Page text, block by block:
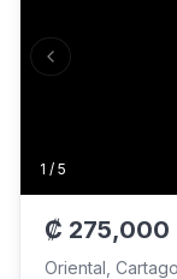
1 / 5
Previous slide
₡ 275,000
Oriental, Cartago